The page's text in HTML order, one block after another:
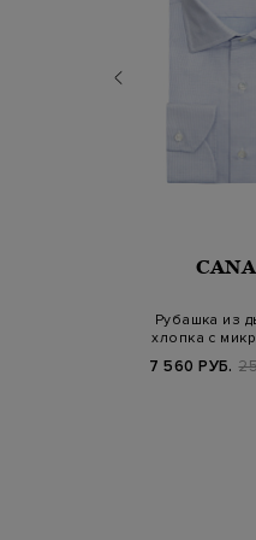
Рубашка из
хлопка с
7 560 РУБ.